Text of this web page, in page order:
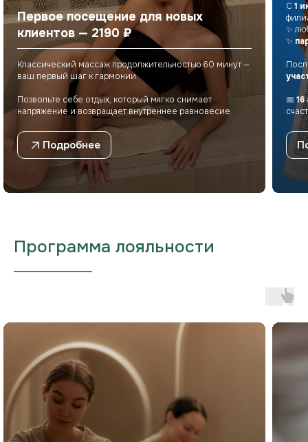
Первое посещение для новых
клиентов — 2190 ₽
Классический массаж продолжительностью 60 минут —
ваш первый шаг к гармонии.
Позвольте себе отдых, который мягко снимает
напряжение и возвращает внутреннее равновесие.
Подробнее
С 1
✨
✨
📅 16
Программа лояльности
___________________
Телефон
+7 900 330-96-33
Режим работы
Пн-Вc: 8:00 – 22:00
E-mail
eco_telo@mail.ru